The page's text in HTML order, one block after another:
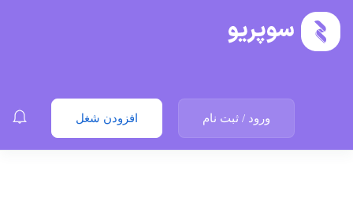
ورود / ثبت نام افزودن شغل